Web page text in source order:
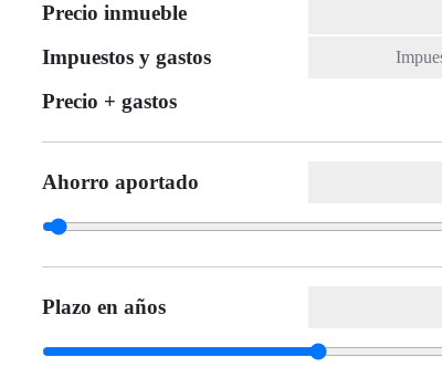
Precio inmueble
Impuestos y gastos
Precio + gastos
Ahorro aportado
Plazo en años